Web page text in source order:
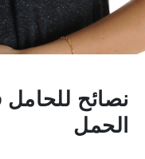
نصائح
الحمل